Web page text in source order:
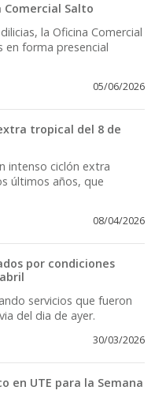
Salto
la Oficina Comercial
en forma presencial
05/06/2026
tropical del 8 de
intenso ciclón extra
últimos años, que
08/04/2026
por condiciones
servicios que fueron
del dia de ayer.
30/03/2026
en UTE para la Semana